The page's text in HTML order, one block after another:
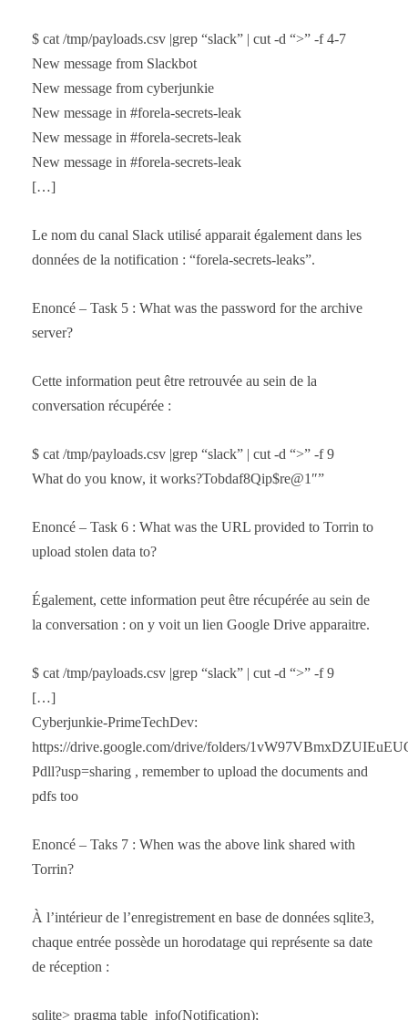
$ cat /tmp/payloads.csv |grep “slack” | cut -d “>” -f 4-7
New message from Slackbot
New message from cyberjunkie
New message in #forela-secrets-leak
New message in #forela-secrets-leak
New message in #forela-secrets-leak
[…]
Le nom du canal Slack utilisé apparait également dans les
données de la notification : “forela-secrets-leaks”.
Enoncé – Task 5 : What was the password for the archive
server?
Cette information peut être retrouvée au sein de la
conversation récupérée :
$ cat /tmp/payloads.csv |grep “slack” | cut -d “>” -f 9
What do you know, it works?Tobdaf8Qip$re@1″”
Enoncé – Task 6 : What was the URL provided to Torrin to
upload stolen data to?
Également, cette information peut être récupérée au sein de
la conversation : on y voit un lien Google Drive apparaitre.
$ cat /tmp/payloads.csv |grep “slack” | cut -d “>” -f 9
[…]
Cyberjunkie-PrimeTechDev:
https://drive.google.com/drive/folders/
Pdll?usp=sharing , remember to upload the documents and
pdfs too
Enoncé – Taks 7 : When was the above link shared with
Torrin?
À l’intérieur de l’enregistrement en base de données sqlite3,
chaque entrée possède un horodatage qui représente sa date
de réception :
sqlite> pragma table_info(Notification);